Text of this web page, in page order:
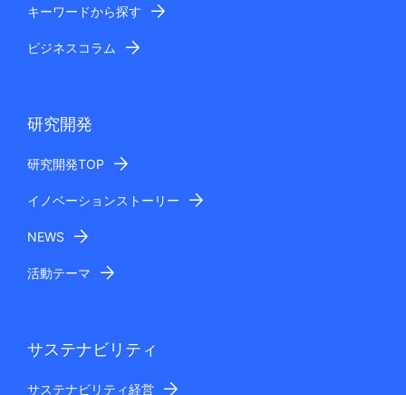
キーワードから探す
ビジネスコラム
研究開発
研究開発TOP
イノベーションストーリー
NEWS
活動テーマ
サステナビリティ
サステナビリティ経営